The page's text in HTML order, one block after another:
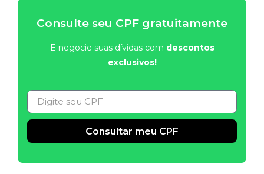
Consulte seu CPF gratuitamente
E negocie suas dívidas com descontos
exclusivos!
Consultar meu CPF